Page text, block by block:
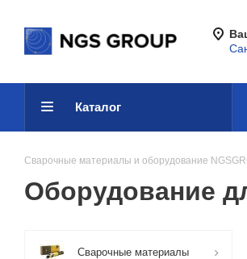
Каталог
Сварочные материалы и оборудование
Оборудование
Сварочные материалы